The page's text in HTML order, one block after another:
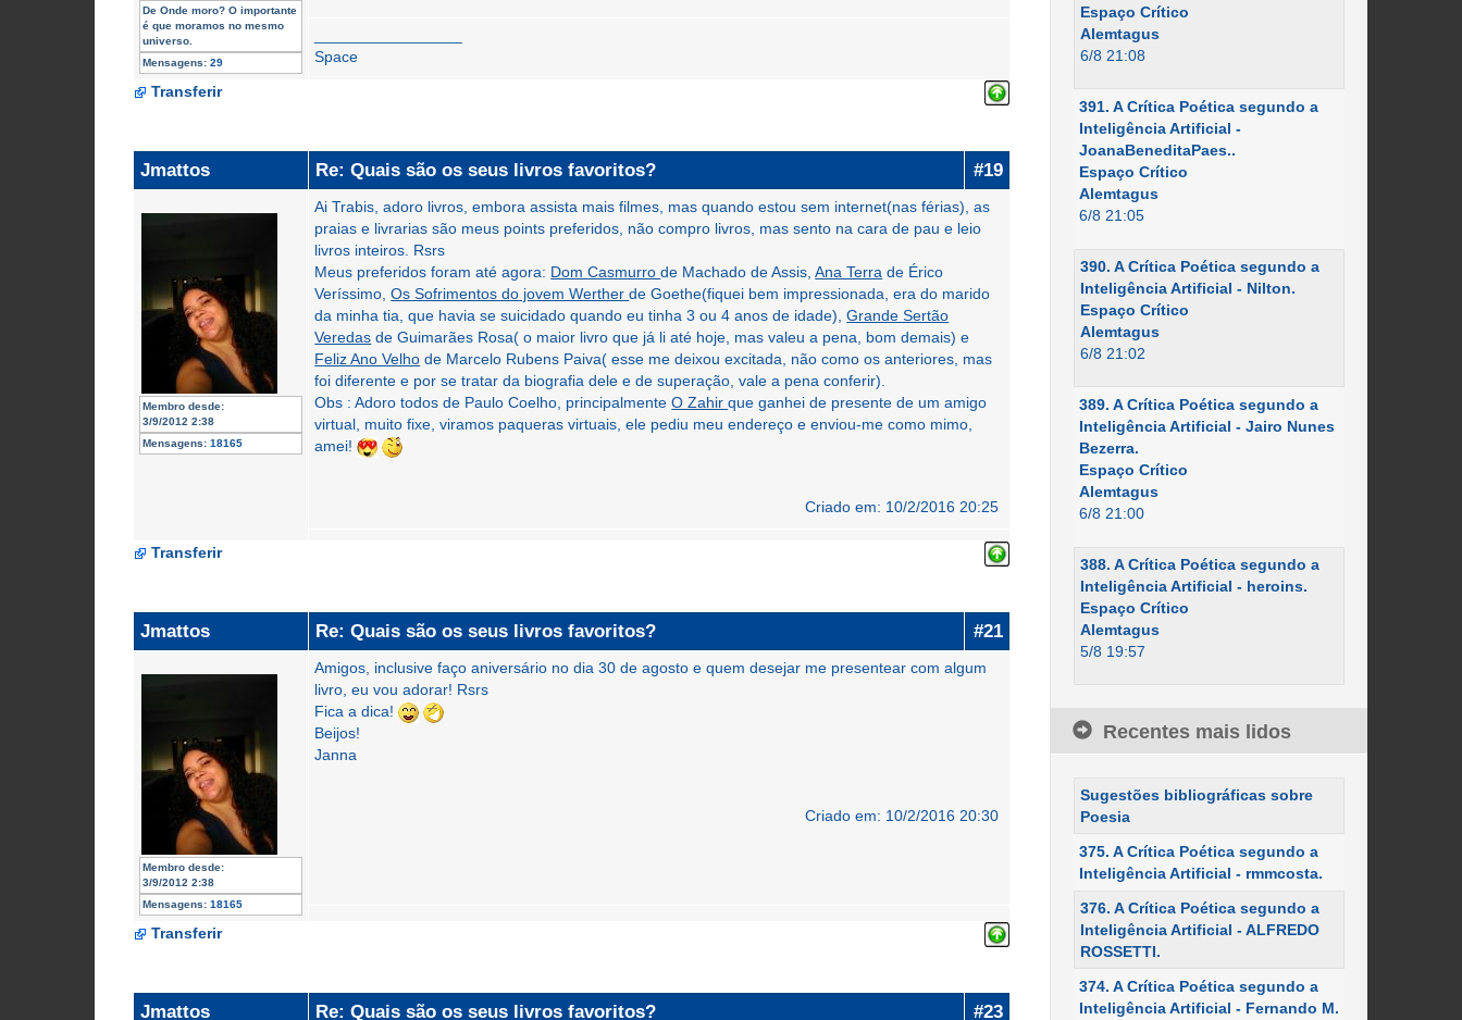
De Onde moro? O importante
é que moramos no mesmo
universo.
Mensagens: 29
Space
Transferir
Jmattos Re: Quais são os seus livros favoritos? #19
Membro desde:
3/9/2012 2:38
Mensagens: 18165
Ai Trabis, adoro livros, embora assista mais filmes, mas quando estou sem internet(nas férias), as
praias e livrarias são meus points preferidos, não compro livros, mas sento na cara de pau e leio
livros inteiros. Rsrs
Meus preferidos foram até agora: Dom Casmurrode Machado de Assis,Ana Terra de Érico
Veríssimo,Os Sofrimentos do jovem Wertherde Goethe(fiquei bem impressionada, era do marido
da minha tia, que havia se suicidado quando eu tinha 3 ou 4 anos de idade),Grande Sertão
Veredas de Guimarães Rosa( o maior livro que já li até hoje, mas valeu a pena, bom demais) e
Feliz Ano Velho de Marcelo Rubens Paiva( esse me deixou excitada, não como os anteriores, mas
foi diferente e por se tratar da biografia dele e de superação, vale a pena conferir).
Obs : Adoro todos de Paulo Coelho, principalmenteO Zahirque ganhei de presente de um amigo
virtual, muito fixe, viramos paqueras virtuais, ele pediu meu endereço e enviou-me como mimo,
amei!
Criado em: 10/2/2016 20:25
Transferir
Jmattos Re: Quais são os seus livros favoritos? #21
Membro desde:
3/9/2012 2:38
Mensagens: 18165
Amigos, inclusive faço aniversário no dia 30 de agosto e quem desejar me presentear com algum
livro, eu vou adorar! Rsrs
Fica a dica!
Beijos!
Janna
Criado em: 10/2/2016 20:30
Transferir
Jmattos Re: Quais são os seus livros favoritos? #23
Espaço Crítico
Alemtagus
6/8 21:08
391. A Crítica Poética segundo a
Inteligência Artificial -
JoanaBeneditaPaes..
Espaço Crítico
Alemtagus
6/8 21:05
390. A Crítica Poética segundo a
Inteligência Artificial - Nilton.
Espaço Crítico
Alemtagus
6/8 21:02
389. A Crítica Poética segundo a
Inteligência Artificial - Jairo Nunes
Bezerra.
Espaço Crítico
Alemtagus
6/8 21:00
388. A Crítica Poética segundo a
Inteligência Artificial - heroins.
Espaço Crítico
Alemtagus
5/8 19:57
Recentes mais lidos
Sugestões bibliográficas sobre
Poesia
375. A Crítica Poética segundo a
Inteligência Artificial - rmmcosta.
376. A Crítica Poética segundo a
Inteligência Artificial - ALFREDO
ROSSETTI.
374. A Crítica Poética segundo a
Inteligência Artificial - Fernando M.